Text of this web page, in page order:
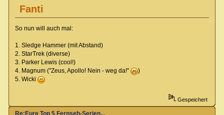
Fanti
So nun will auch mal:
1. Sledge Hammer (mit Abstand)
2. StarTrek (diverse)
3. Parker Lewis (cool!)
4. Magnum ("Zeus, Apollo! Nein - weg da!"
)
5. Wicki
Gespeichert
Re:Eure Top 5 Fernseh-Serien...